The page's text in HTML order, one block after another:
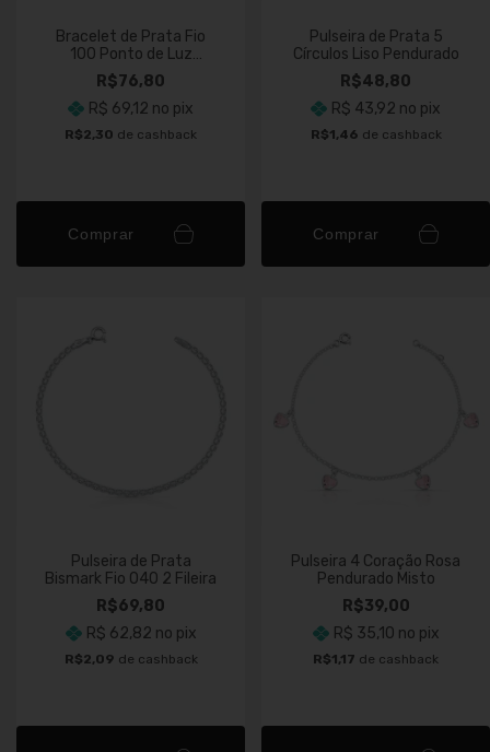
Bracelet de Prata Fio
100 Ponto de Luz
Quadrado Cristal
R$76,80
R$ 69,12 no pix
R$2,30 de cashback
Comprar
Pulseira de Prata 5
Círculos Liso Pendurado
R$48,80
R$ 43,92 no pix
R$1,46 de cashback
Comprar
Pulseira de Prata
Bismark Fio 040 2 Fileira
R$69,80
R$ 62,82 no pix
R$2,09 de cashback
Pulseira 4 Coração Rosa
Pendurado Misto
R$39,00
R$ 35,10 no pix
R$1,17 de cashback